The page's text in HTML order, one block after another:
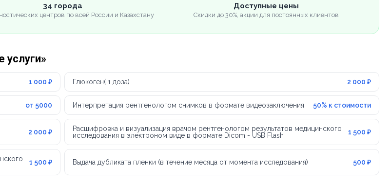
34 города
центров по всей России и Казахстану
Доступные цены
Скидки до 30%, акции для постоянных клиентов
услуги»
1 000 ₽ Глюкоген( 1 доза) 2 000 ₽
от 5000 Интерпретация рентгенологом снимков в формате видеозаключения 50% к стоимости
2 000 ₽
Расшифровка и визуализация врачом рентгенологом результатов медицинского
исследования в электроном виде в формате Dicom - USB Flash
1 500 ₽
1 500 ₽ Выдача дубликата пленки (в течение месяца от момента исследования) 500 ₽